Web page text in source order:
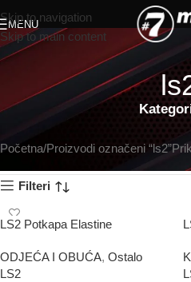
Skip to navigation
Skip to main content
MENU
Početna Proizvodi označeni “ls2”
Filteri
LS2 Potkapa Elastine
ODJEĆA I OBUĆA, Ostalo
LS2